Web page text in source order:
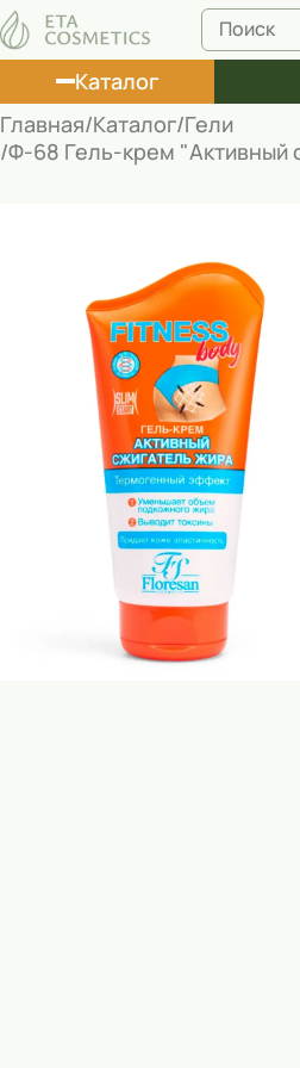
Каталог
Лосьоны
Корректоры
Маски
Муссы
Масла
Пена для ванны
Румяна
Скрабы
Блески
Гели
Главная Каталог Гели
Ф-68 Гель-крем "Активный